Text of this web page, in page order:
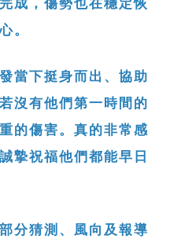
成，傷勢也在穩定恢
。
當下挺身而出、協助
沒有他們第一時間的
的傷害。真的非常感
摯祝福他們都能早日
分猜測、風向及報導